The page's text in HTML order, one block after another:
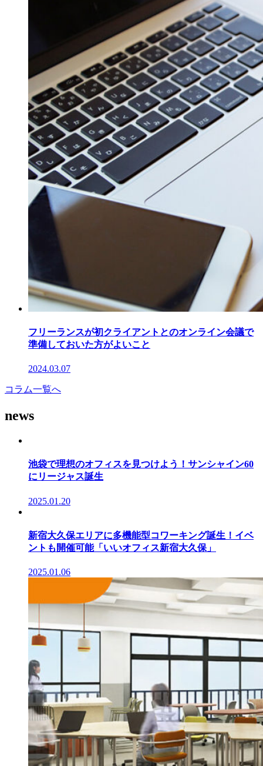
フリーランスが初クライアントとのオンライン会議で
準備しておいた方がよいこと
2024.03.07
コラム一覧へ
news
池袋で理想のオフィスを見つけよう！サンシャイン60
にリージャス誕生
2025.01.20
新宿大久保エリアに多機能型コワーキング誕生！イベ
ントも開催可能「いいオフィス新宿大久保」
2025.01.06